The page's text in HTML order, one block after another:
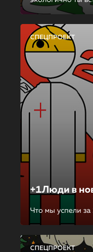
СПЕЦПРОЕКТ
+1Люди в
Что мы успели за
СПЕЦПРОЕКТ